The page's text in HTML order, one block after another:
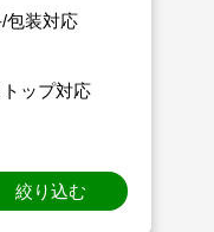
包装対応
ップ対応
絞り込む